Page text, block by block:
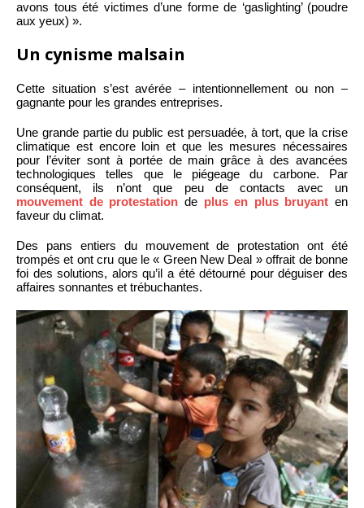
avons tous été victimes d’une forme de ‘gaslighting’ (poudre
aux yeux) ».
Un cynisme malsain
Cette situation s’est avérée – intentionnellement ou non –
gagnante pour les grandes entreprises.
Une grande partie du public est persuadée, à tort, que la crise
climatique est encore loin et que les mesures nécessaires
pour l’éviter sont à portée de main grâce à des avancées
technologiques telles que le piégeage du carbone. Par
conséquent, ils n’ont que peu de contacts avec un
mouvement de protestation de plus en plus bruyant en
faveur du climat.
Des pans entiers du mouvement de protestation ont été
trompés et ont cru que le « Green New Deal » offrait de bonne
foi des solutions, alors qu’il a été détourné pour déguiser des
affaires sonnantes et trébuchantes.